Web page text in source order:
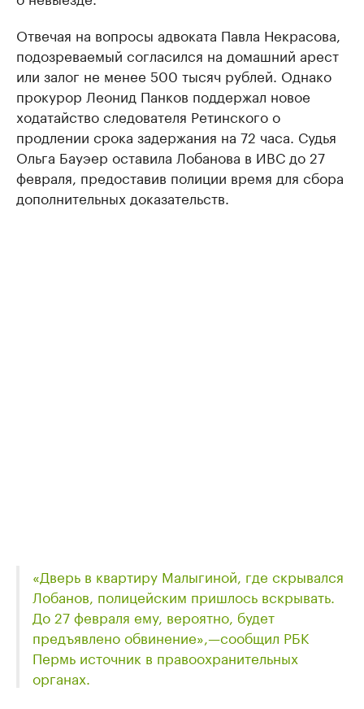
Отвечая на вопросы адвоката Павла Некрасова,
подозреваемый согласился на домашний арест
или залог не менее 500 тысяч рублей. Однако
прокурор Леонид Панков поддержал новое
ходатайство следователя Ретинского о
продлении срока задержания на 72 часа. Судья
Ольга Бауэер оставила Лобанова в ИВС до 27
февраля, предоставив полиции время для сбора
дополнительных доказательств.
«Дверь в квартиру Малыгиной, где скрывался
Лобанов, полицейским пришлось вскрывать.
До 27 февраля ему, вероятно, будет
предъявлено обвинение»,—сообщил РБК
Пермь источник в правоохранительных
органах.